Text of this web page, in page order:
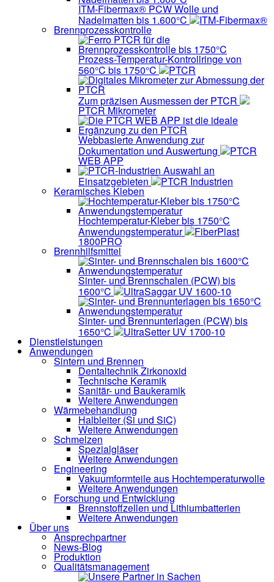
ITM-Fibermax® PCW Wolle und
Nadelmatten bis 1.600°C ITM-Fibermax®
Brennprozesskontrolle
Prozess-Temperatur-Kontrollringe von
560°C bis 1750°C PTCR
Zum präzisen Ausmessen der PTCR
PTCR Mikrometer
Webbasierte Anwendung zur
Dokumentation und Auswertung PTCR
WEB APP
Auswahl an
Einsatzgebieten PTCR Industrien
Keramisches Kleben
Hochtemperatur-Kleber bis 1750°C
Anwendungstemperatur FiberPlast
1800PRO
Brennhilfsmittel
Sinter- und Brennschalen (PCW) bis
1600°C UltraSaggar UV 1600-10
Sinter- und Brennunterlagen (PCW) bis
1650°C UltraSetter UV 1700-10
Dienstleistungen
Anwendungen
Sintern und Brennen
DentaltechnikZirkonoxid
Technische Keramik
Sanitär- und Baukeramik
Weitere Anwendungen
Wärmebehandlung
Halbleiter(Si und SiC)
Weitere Anwendungen
Schmelzen
Spezialgläser
Weitere Anwendungen
Engineering
Vakuumformteile aus Hochtemperaturwolle
Weitere Anwendungen
Forschung und Entwicklung
Brennstoffzellen und Lithiumbatterien
Weitere Anwendungen
Über uns
Ansprechpartner
News-Blog
Produktion
Qualitätsmanagement